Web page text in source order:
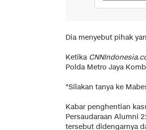
Dia menyebut pihak
Ketika
Polda Metro Jaya
"Silakan tanya ke
Kabar penghentian
Persaudaraan Alumni
tersebut didengarnya